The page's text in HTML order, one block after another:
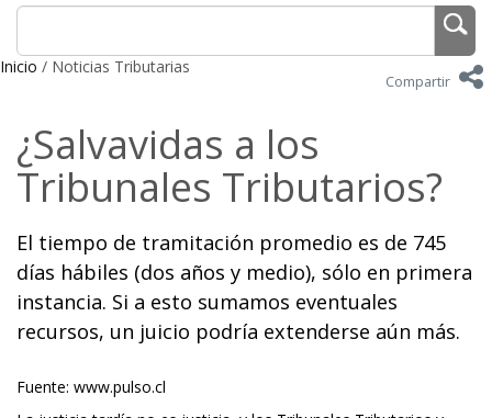
Inicio / Noticias Tributarias
Compartir
¿Salvavidas a los
Tribunales Tributarios?
El tiempo de tramitación promedio es de 745
días hábiles (dos años y medio), sólo en primera
instancia. Si a esto sumamos eventuales
recursos, un juicio podría extenderse aún más.
Fuente: www.pulso.cl